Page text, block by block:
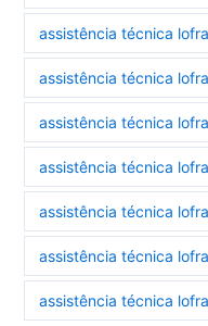
assistência técnica
assistência técnica
assistência técnica
assistência técnica
assistência técnica
assistência técnica
assistência técnica